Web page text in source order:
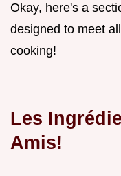
Okay, here's a
designed to meet
cooking!
Les
Amis!